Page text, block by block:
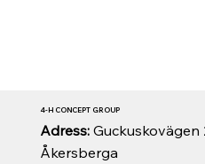
Adress: Guckuskovägen
Åkersberga
4-H CONCEPT GROUP